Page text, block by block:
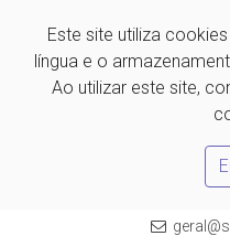
Este site utiliza
língua e o
Ao utilizar este site,